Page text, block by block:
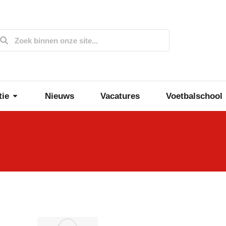
Nieuws Vacatures Voetbalschool